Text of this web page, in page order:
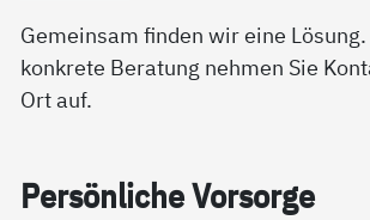
Gemeinsam finden wir eine
konkrete Beratung nehmen Sie
Ort auf.
Per­sön­li­che Vor­sor­ge